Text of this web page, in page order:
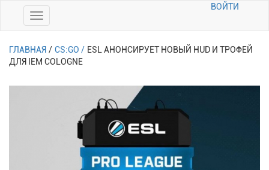
ВОЙТИ
ГЛАВНАЯ / CS:GO / ESL АНОНСИРУЕТ НОВЫЙ HUD И ТРОФЕЙ
ДЛЯ IEM COLOGNE